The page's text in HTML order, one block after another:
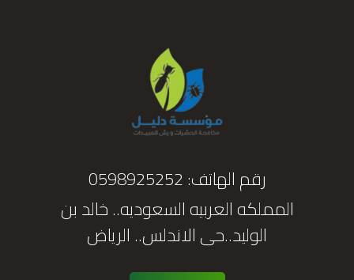
رقم الهاتف:0598925252
المملكه العربيه السعوديه.. خالد بن
الوليد..حى الاندلس.. الرياض